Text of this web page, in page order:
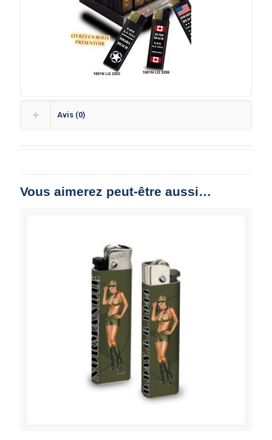
Avis (0)
Vous aimerez peut-être aussi…